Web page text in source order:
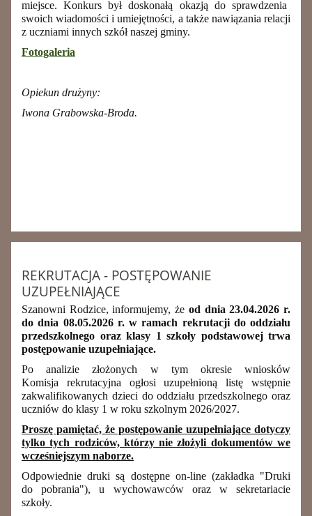
miejsce. Konkurs był doskonałą okazją do sprawdzenia
swoich wiadomości i umiejętności, a także nawiązania relacji
z uczniami innych szkół naszej gminy.
Fotogaleria
Opiekun drużyny:
Iwona Grabowska-Broda.
REKRUTACJA - POSTĘPOWANIE
UZUPEŁNIAJĄCE
Szanowni Rodzice, informujemy, że od dnia 23.04.2026 r.
do dnia 08.05.2026 r. w ramach rekrutacji do oddziału
przedszkolnego oraz klasy 1 szkoły podstawowej trwa
postępowanie uzupełniające.
Po analizie złożonych w tym okresie wniosków
Komisja rekrutacyjna ogłosi uzupełnioną listę wstępnie
zakwalifikowanych dzieci do oddziału przedszkolnego oraz
uczniów do klasy 1 w roku szkolnym 2026/2027.
Proszę pamiętać, że postępowanie uzupełniające dotyczy
tylko tych rodziców, którzy nie złożyli dokumentów we
wcześniejszym naborze.
Odpowiednie druki są dostępne on-line (zakładka "Druki
do pobrania"), u wychowawców oraz w sekretariacie
szkoły.